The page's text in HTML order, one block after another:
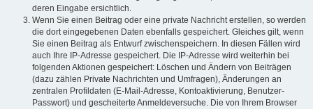
deren Eingabe ersichtlich.
Wenn Sie einen Beitrag oder eine private Nachricht erstellen, so werden
die dort eingegebenen Daten ebenfalls gespeichert. Gleiches gilt, wenn
Sie einen Beitrag als Entwurf zwischenspeichern. In diesen Fällen wird
auch Ihre IP-Adresse gespeichert. Die IP-Adresse wird weiterhin bei
folgenden Aktionen gespeichert: Löschen und Ändern von Beiträgen
(dazu zählen Private Nachrichten und Umfragen), Änderungen an
zentralen Profildaten (E-Mail-Adresse, Kontoaktivierung, Benutzer-
Passwort) und gescheiterte Anmeldeversuche. Die von Ihrem Browser